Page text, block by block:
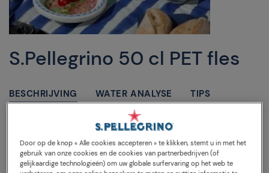
S.Pellegrino 50 cl PET fles
BESCHRIJVING WATER ANALYSE TIPS
Plastic fles van 0,5 liter, perfect voor on-the-go, lunch of
bij een tussendoortje.
Door op de knop « Alle cookies accepteren » te klikken, stemt u in met het
gebruik van onze cookies en de cookies van partnerbedrijven (of
gelijkaardige technologieën) om uw globale surfervaring op het web te